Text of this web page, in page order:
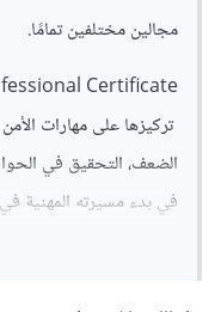
مجالين مختلفين تمامًا.
Certificate
تركيزها على مهارات
الضعف، التحقيق في
في بدء مسيرته المهنية
في المجال مثل تحليل